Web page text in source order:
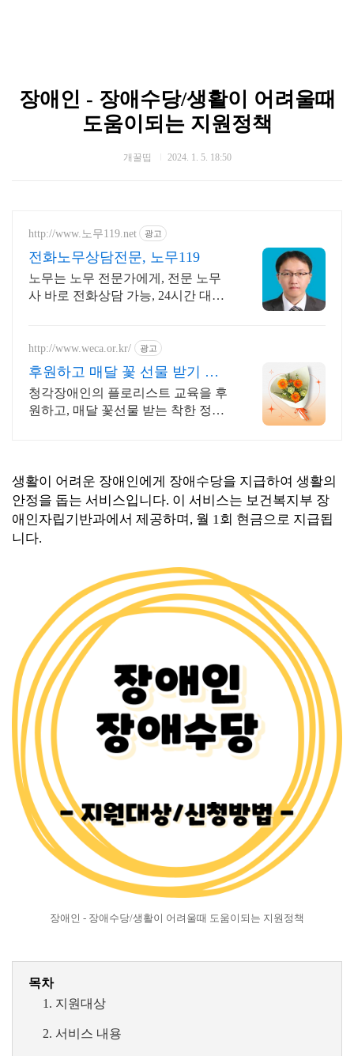
장애인 - 장애수당/생활이 어려울때
도움이되는 지원정책
개꿀띱 2024. 1. 5. 18:50
http://www.노무119.net 광고
전화노무상담전문, 노무119
노무는 노무 전문가에게, 전문 노무
사 바로 전화상담 가능, 24시간 대기
http://www.weca.or.kr/ 광고
후원하고 매달 꽃 선물 받기 월 3
만원
청각장애인의 플로리스트 교육을 후
원하고, 매달 꽃선물 받는 착한 정기
생활이 어려운 장애인에게 장애수당을 지급하여 생활의
안정을 돕는 서비스입니다. 이 서비스는 보건복지부 장
애인자립기반과에서 제공하며, 월 1회 현금으로 지급됩
니다.
장애인 - 장애수당/생활이 어려울때 도움이되는 지원정책
목차
지원대상
서비스 내용